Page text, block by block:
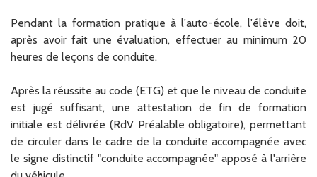
Pendant la formation pratique à l'auto-école, l'élève doit,
après avoir fait une évaluation, effectuer au minimum 20
heures de leçons de conduite.
Après la réussite au code (ETG) et que le niveau de conduite
est jugé suffisant, une attestation de fin de formation
initiale est délivrée (RdV Préalable obligatoire), permettant
de circuler dans le cadre de la conduite accompagnée avec
le signe distinctif "conduite accompagnée" apposé à l'arrière